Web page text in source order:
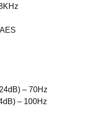
– 70Hz
– 100Hz